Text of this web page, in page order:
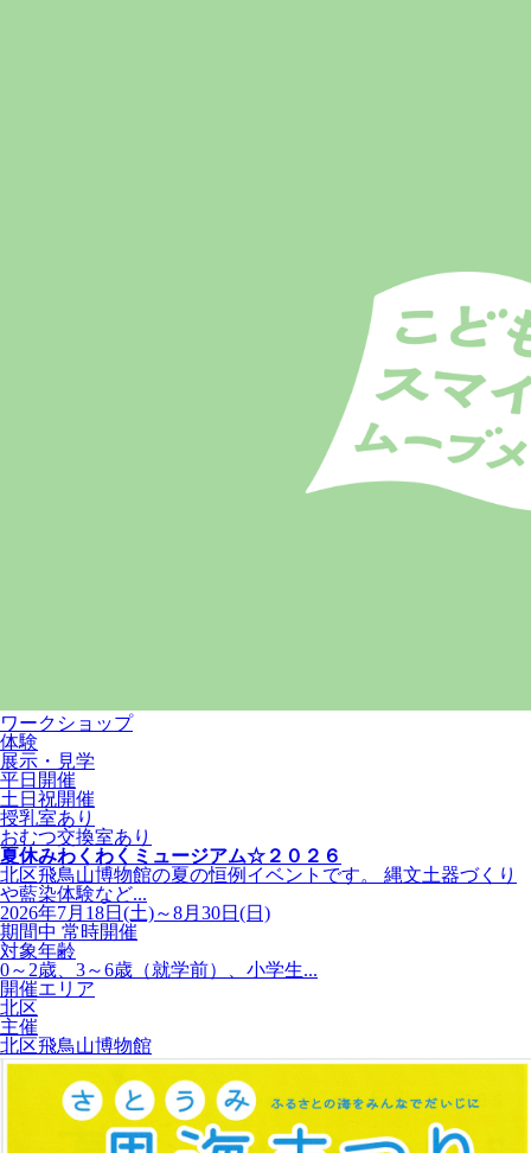
ワークショップ
体験
展示・見学
平日開催
土日祝開催
授乳室あり
おむつ交換室あり
夏休みわくわくミュージアム☆２０２６
北区飛鳥山博物館の夏の恒例イベントです。 縄文土器づくり
や藍染体験など...
2026年7月18日(土)～8月30日(日)
期間中 常時開催
対象年齢
0～2歳、3～6歳（就学前）、小学生...
開催エリア
北区
主催
北区飛鳥山博物館